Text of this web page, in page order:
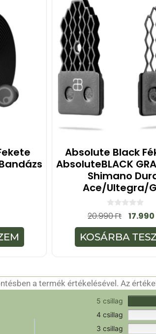
Absolute Black
AbsoluteBLACK
Shimano
Ace/Ultegra/
0
a
z
5
-
b
20.990Ft 17.990
KOSÁRBA
a termék értékelésével. Az
5 csillag
4 csillag
3 csillag